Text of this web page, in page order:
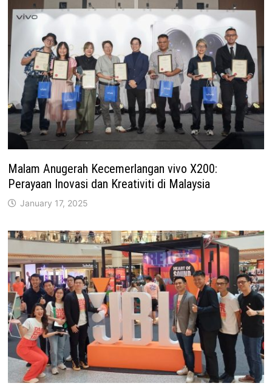
Malam Anugerah Kecemerlangan vivo X200:
Perayaan Inovasi dan Kreativiti di Malaysia
January 17, 2025